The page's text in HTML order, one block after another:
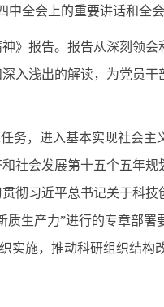
全会上的重要讲话和全会
》报告。报告从深刻领会
入浅出的解读，为党员干
务，进入基本实现社会主
社会发展第十五个五年规
彻习近平总书记关于科技
生产力”进行的专章部署
实施，推动科研组织结构